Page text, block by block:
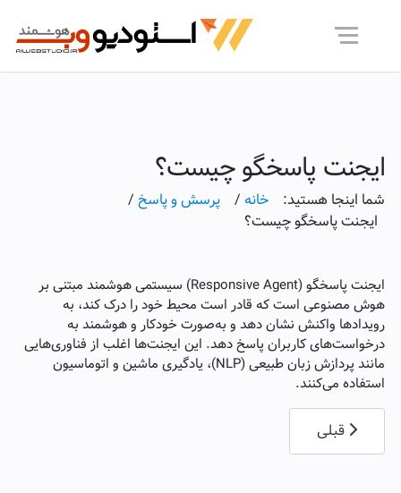
ایجنت پاسخگو چیست؟
شما اینجا هستید: خانه / پرسش و پاسخ/
ایجنت پاسخگو چیست؟
ایجنت پاسخگو (Responsive Agent) سیستمی هوشمند مبتنی بر
هوش مصنوعی است که قادر است محیط خود را درک کند، به
رویدادها واکنش نشان دهد و به‌صورت خودکار و هوشمند به
درخواست‌های کاربران پاسخ دهد. این ایجنت‌ها اغلب از فناوری‌هایی
مانند پردازش زبان طبیعی (NLP)، یادگیری ماشین و اتوماسیون
استفاده می‌کنند.
مطلب قبلی: تفاوت ایجنت پاسخگو با چت‌بات ساده چیست؟
قبلی